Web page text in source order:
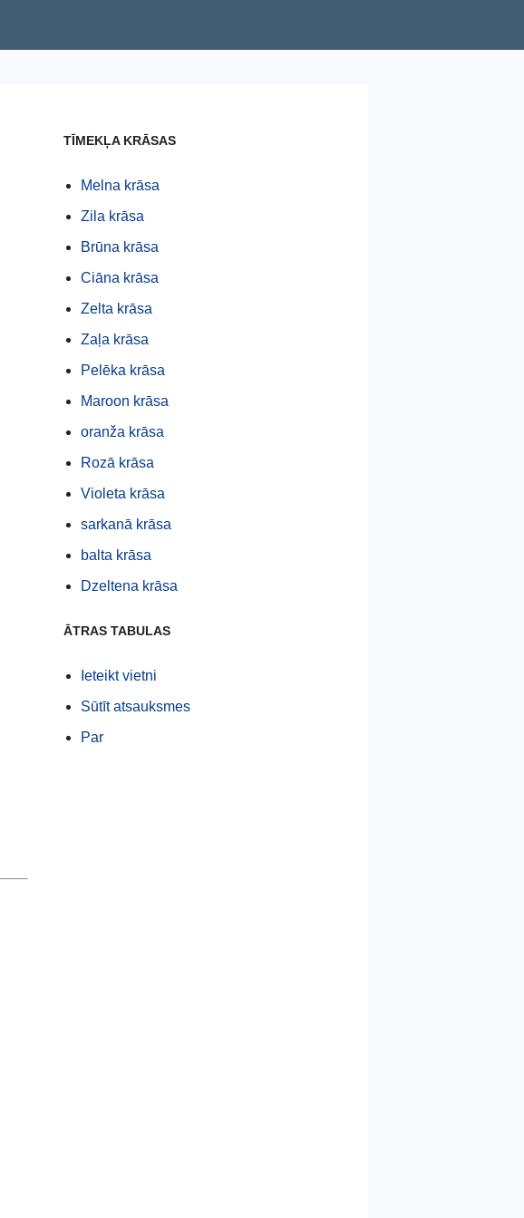
TĪMEKĻA KRĀSAS
Melna krāsa
Zila krāsa
Brūna krāsa
Ciāna krāsa
Zelta krāsa
Zaļa krāsa
Pelēka krāsa
Maroon krāsa
oranža krāsa
Rozā krāsa
Violeta krāsa
sarkanā krāsa
balta krāsa
Dzeltena krāsa
ĀTRAS TABULAS
Ieteikt vietni
Sūtīt atsauksmes
Par